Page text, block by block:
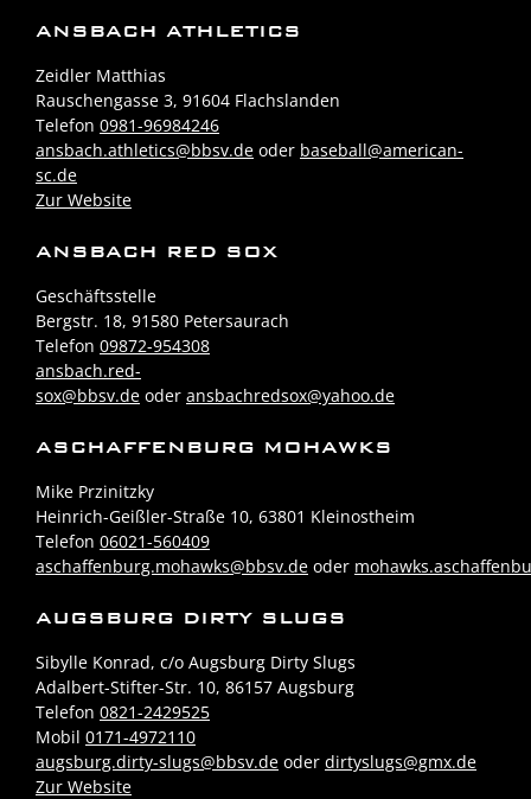
ANSBACH ATHLETICS
Zeidler Matthias
Rauschengasse 3, 91604 Flachslanden
Telefon 0981-96984246
ansbach.athletics@bbsv.de oder baseball@american-
sc.de
Zur Website
ANSBACH RED SOX
Geschäftsstelle
Bergstr. 18, 91580 Petersaurach
Telefon 09872-954308
ansbach.red-
sox@bbsv.de oder ansbachredsox@yahoo.de
ASCHAFFENBURG MOHAWKS
Mike Przinitzky
Heinrich-Geißler-Straße 10, 63801 Kleinostheim
Telefon 06021-560409
aschaffenburg.mohawks@bbsv.de oder
AUGSBURG DIRTY SLUGS
Sibylle Konrad, c/o Augsburg Dirty Slugs
Adalbert-Stifter-Str. 10, 86157 Augsburg
Telefon 0821-2429525
Mobil 0171-4972110
augsburg.dirty-slugs@bbsv.de oder dirtyslugs@gmx.de
Zur Website